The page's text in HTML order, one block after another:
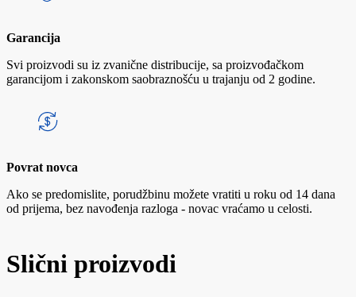
Garancija
Svi proizvodi su iz zvanične distribucije, sa proizvođačkom
garancijom i zakonskom saobraznošću u trajanju od 2 godine.
Povrat novca
Ako se predomislite, porudžbinu možete vratiti u roku od 14 dana
od prijema, bez navođenja razloga - novac vraćamo u celosti.
Slični proizvodi